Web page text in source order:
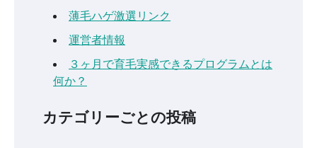
薄毛ハゲ激選リンク
運営者情報
３ヶ月で育毛実感できるプログラムとは
何か？
カテゴリーごとの投稿